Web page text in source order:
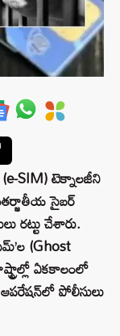
SIM) టెక్నాలజీని
సైబర్
రట్టు చేశారు.
(Ghost
ఏకకాలంలో
పోలీసులు